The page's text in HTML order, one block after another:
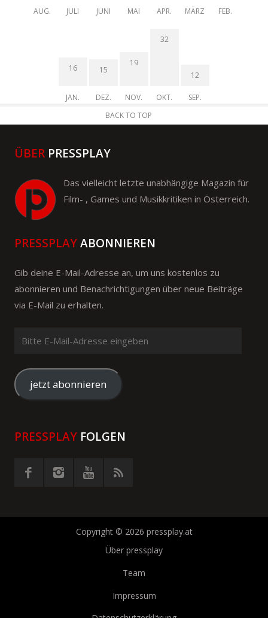
AUG.
JULI
JUNI
MAI
APR.
MÄRZ
FEB.
16
JAN.
15
DEZ.
19
NOV.
32
OKT.
12
SEP.
BACK TO TOP
ÜBER PRESSPLAY
Das vielleicht letzte unabhängige Magazin für
Film- , Games und Musikkritiken in Österreich.
PRESSPLAYABONNIEREN
Gib deine E-Mail-Adresse an, um uns kostenlos zu
abonnieren und Benachrichtigungen über neue Beiträge
via E-Mail zu erhalten.
Mail-
Adresse
eingeben
jetzt abonnieren
PRESSPLAY FOLGEN
Copyright © 2026 pressplay.at
Über pressplay
Team
Impressum